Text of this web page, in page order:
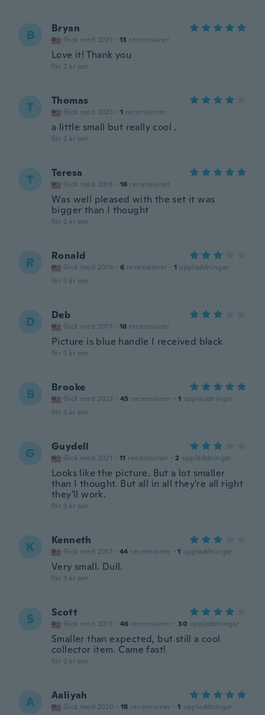
B Bryan
Gick med 2021 · 13 recensioner
Love it! Thank you
för 2 år sen
T Thomas
Gick med 2023 · 1 recensioner
a little small but really cool .
för 2 år sen
T Teresa
Gick med 2018 · 16 recensioner
Was well pleased with the set it was
bigger than I thought
för 2 år sen
R Ronald
Gick med 2019 · 6 recensioner · 1 uppladdningar
för 3 år sen
D Deb
Gick med 2017 · 16 recensioner
Picture is blue handle I received black
för 3 år sen
B Brooke
Gick med 2022 · 45 recensioner · 1 uppladdningar
för 3 år sen
G Guydell
Gick med 2021 · 11 recensioner · 2 uppladdningar
Looks like the picture. But a lot smaller
than I thought. But all in all they're all right
they'll work.
för 3 år sen
K Kenneth
Gick med 2017 · 44 recensioner · 1 uppladdningar
Very small. Dull.
för 3 år sen
S Scott
Gick med 2018 · 46 recensioner · 30 uppladdningar
Smaller than expected, but still a cool
collector item. Came fast!
för 3 år sen
A Aaliyah
Gick med 2020 · 18 recensioner · 1 uppladdningar